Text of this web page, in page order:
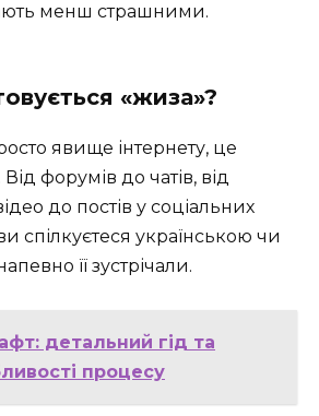
менш страшними.
«жиза»?
явище інтернету, це
Від форумів до чатів, від
до постів у соціальних
спілкуєтеся українською чи
її зустрічали.
детальний гід та
процесу